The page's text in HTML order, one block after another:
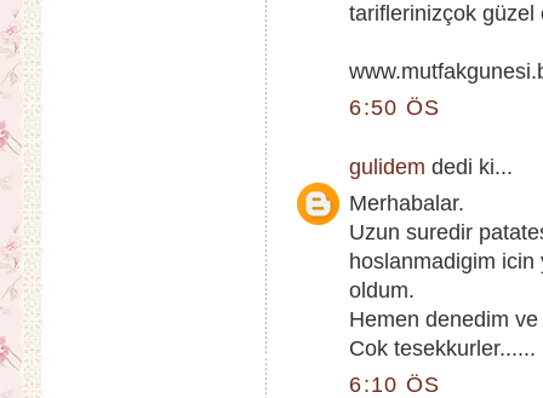
tariflerinizçok güzel
6:50 ÖS
gulidem dedi ki...
Merhabalar.
Uzun suredir
hoslanmadigim
oldum.
Hemen denedim
Cok tesekkurler......
6:10 ÖS